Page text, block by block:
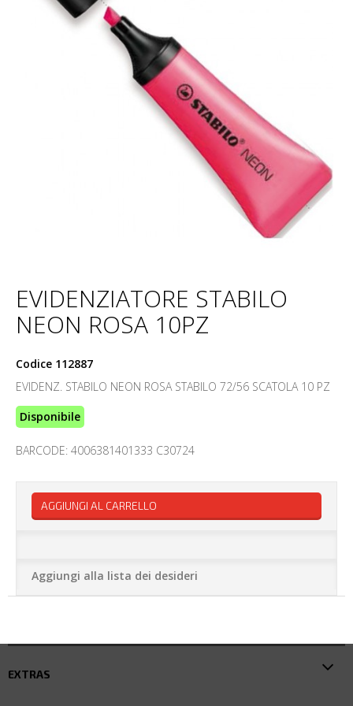
EVIDENZIATORE STABILO
NEON ROSA 10PZ
Codice 112887
EVIDENZ. STABILO NEON ROSA STABILO 72/56 SCATOLA 10 PZ
Disponibile
BARCODE: 4006381401333 C30724
AGGIUNGI AL CARRELLO
Aggiungi alla lista dei desideri
EXTRAS